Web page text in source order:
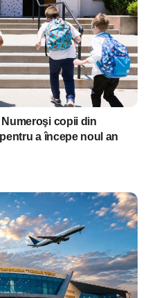
copii din
a începe noul an